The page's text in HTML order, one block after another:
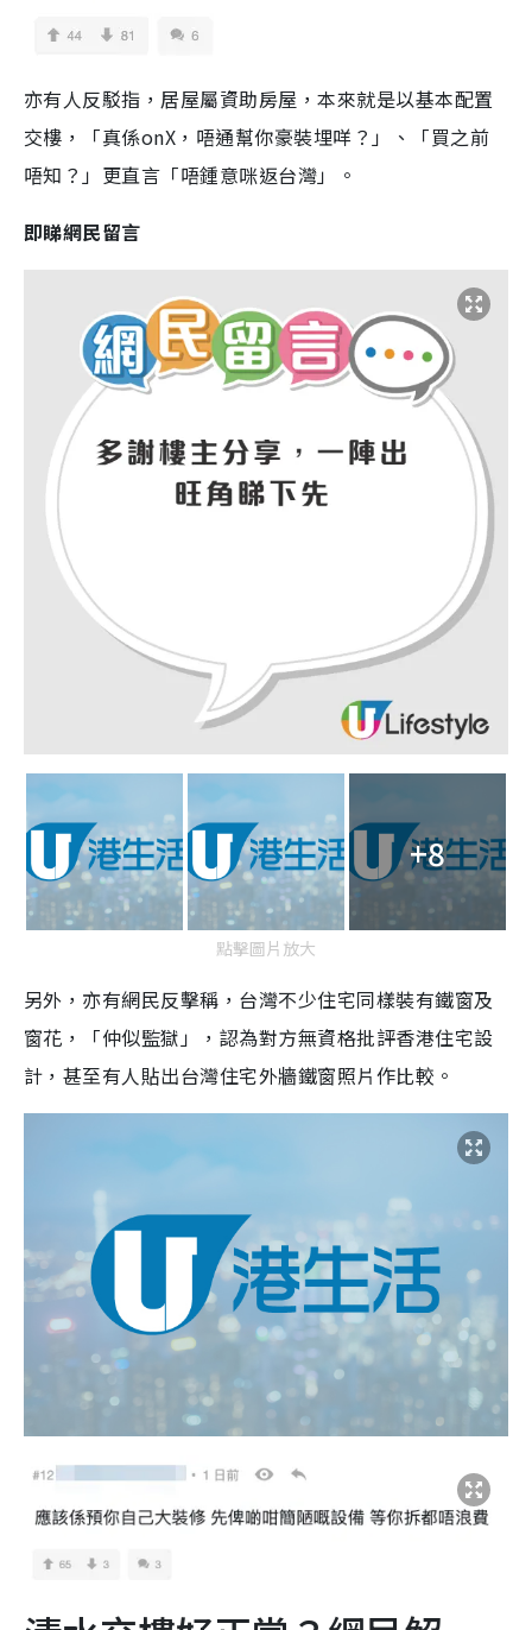
亦有人反駁指，居屋屬資助房屋，本來就是以基本配置
交樓，「真係onX，唔通幫你豪裝埋咩？」、「買之前
唔知？」更直言「唔鍾意咪返台灣」。
即睇網民留言
+8
點擊圖片放大
另外，亦有網民反擊稱，台灣不少住宅同樣裝有鐵窗及
窗花，「仲似監獄」，認為對方無資格批評香港住宅設
計，甚至有人貼出台灣住宅外牆鐵窗照片作比較。